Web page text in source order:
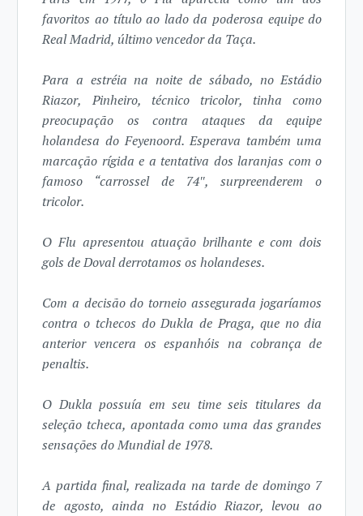
favoritos ao título ao lado da poderosa equipe do
Real Madrid, último vencedor da Taça.
Para a estréia na noite de sábado, no Estádio
Riazor, Pinheiro, técnico tricolor, tinha como
preocupação os contra ataques da equipe
holandesa do Feyenoord. Esperava também uma
marcação rígida e a tentativa dos laranjas com o
famoso “carrossel de 74″, surpreenderem o
tricolor.
O Flu apresentou atuação brilhante e com dois
gols de Doval derrotamos os holandeses.
Com a decisão do torneio assegurada jogaríamos
contra o tchecos do Dukla de Praga, que no dia
anterior vencera os espanhóis na cobrança de
penaltis.
O Dukla possuía em seu time seis titulares da
seleção tcheca, apontada como uma das grandes
sensações do Mundial de 1978.
A partida final, realizada na tarde de domingo 7
de agosto, ainda no Estádio Riazor, levou ao